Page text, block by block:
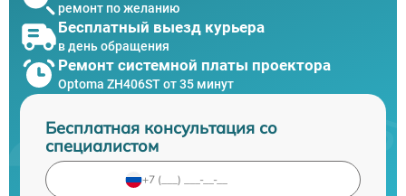
ремонт по желанию
Бесплатный выезд курьера
в день обращения
Ремонт системной платы проектора
Optoma ZH406ST от 35 минут
Бесплатная консультация со
специалистом